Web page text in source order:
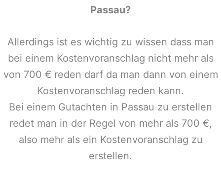
Passau?
Allerdings ist es wichtig zu wissen dass man
bei einem Kostenvoranschlag nicht mehr als
von 700 € reden darf da man dann von einem
Kostenvoranschlag reden kann.
Bei einem Gutachten in Passau zu erstellen
redet man in der Regel von mehr als 700 €,
also mehr als ein Kostenvoranschlag zu
erstellen.